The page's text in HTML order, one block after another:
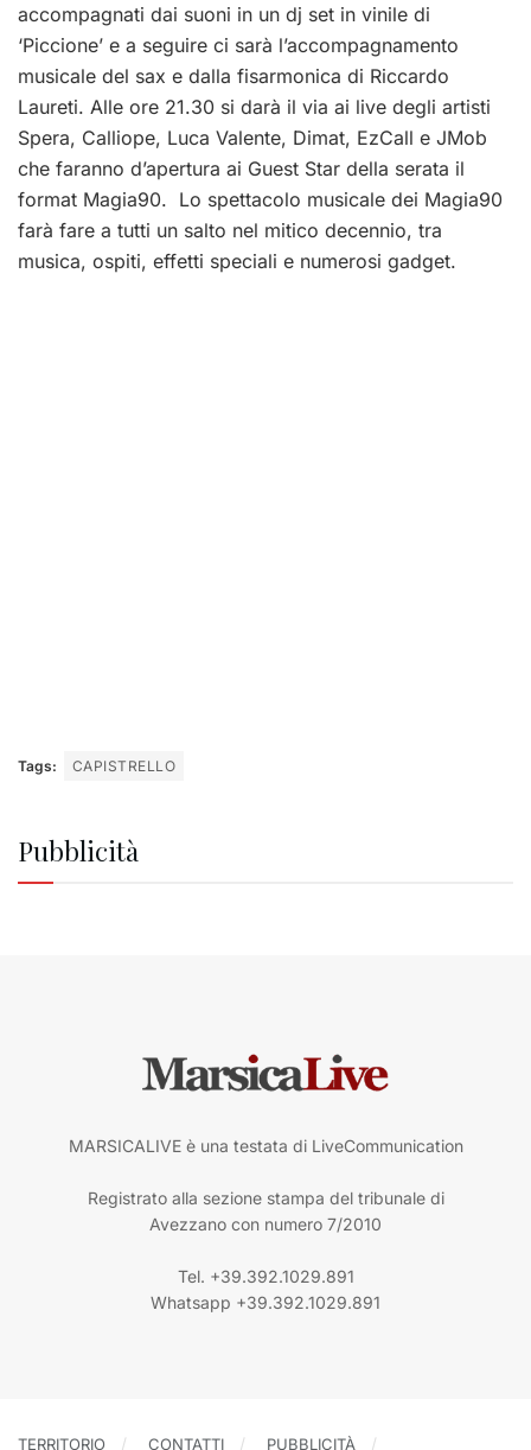
accompagnati dai suoni in un dj set in vinile di
‘Piccione’ e a seguire ci sarà l’accompagnamento
musicale del sax e dalla fisarmonica di Riccardo
Laureti. Alle ore 21.30 si darà il via ai live degli artisti
Spera, Calliope, Luca Valente, Dimat, EzCall e JMob
che faranno d’apertura ai Guest Star della serata il
format Magia90. Lo spettacolo musicale dei Magia90
farà fare a tutti un salto nel mitico decennio, tra
musica, ospiti, effetti speciali e numerosi gadget.
Tags: CAPISTRELLO
Pubblicità
MARSICALIVE è una testata di LiveCommunication
Registrato alla sezione stampa del tribunale di
Avezzano con numero 7/2010
Tel. +39.392.1029.891
Whatsapp +39.392.1029.891
TERRITORIO CONTATTI PUBBLICITÀ